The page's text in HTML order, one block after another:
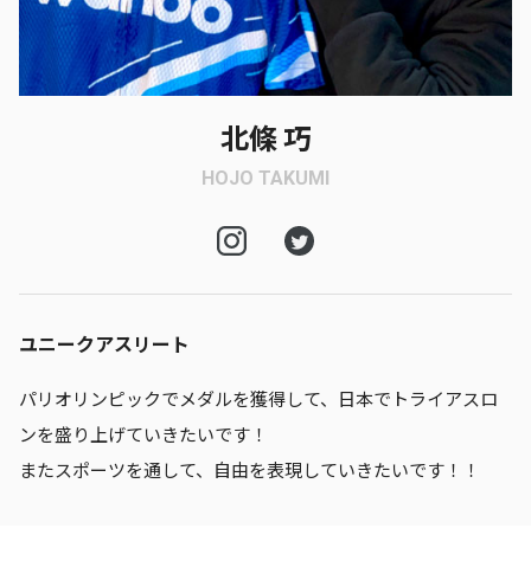
北條 巧
HOJO TAKUMI
ユニークアスリート
パリオリンピックでメダルを獲得して、日本でトライアスロ
ンを盛り上げていきたいです！
またスポーツを通して、自由を表現していきたいです！！